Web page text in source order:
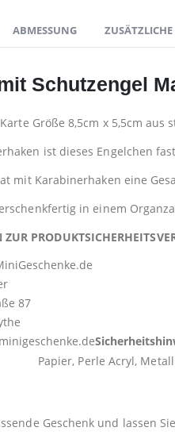
ABMESSUNG
Schutzengel
Größe 8,5cm x 5,5cm
ist dieses Engelchen
mit Karabinerhaken eine
in einem
87
Perle Acryl, Metall
Geschenk und lassen